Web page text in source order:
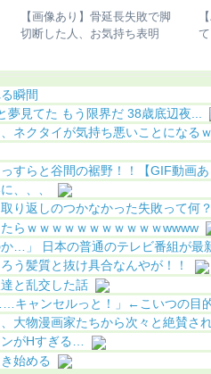
【チビ速報】骨延長失敗で脚
切断のこびさん、お気持ち表
瞬間
見てた もう限界だ 38歳底辺夜...
ネクタイが気持ち悪いことになるｗ
すらと谷間の裾野！！【GIF動画あ
、、、
り返しのつかなかった失敗って何？
らｗｗｗｗｗｗｗｗｗｗｗwwww
…」 日本の普通のテレビ番組が最
う髪質と抜け具合なんやが！！
と乱交した話
キャンセルっと！」←こいつの目
大物漫画家たちから次々と絶賛され
ンがHすぎる…
始める